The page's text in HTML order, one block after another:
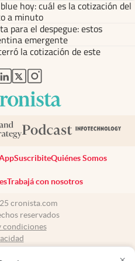
hoy: cuál es la cotización del
a minuto
para el despegue: estos
emergente
la cotización de este
nueva pestaña
en nueva pestaña
abre en nueva pestaña
abre en nueva pestaña
abre en nueva pestaña
SuscribiteQuiénes Somos
Trabajá con nosotros
cronista.com
reservados
condiciones